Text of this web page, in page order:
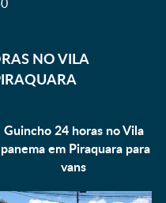
NO VILA
Guincho 24 horas no Vila
em Piraquara para
vans